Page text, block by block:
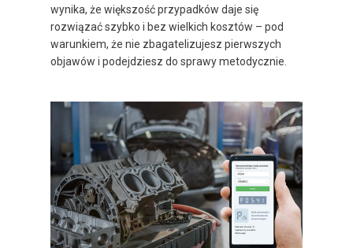
wynika, że większość przypadków daje się
rozwiązać szybko i bez wielkich kosztów – pod
warunkiem, że nie zbagatelizujesz pierwszych
objawów i podejdziesz do sprawy metodycznie.